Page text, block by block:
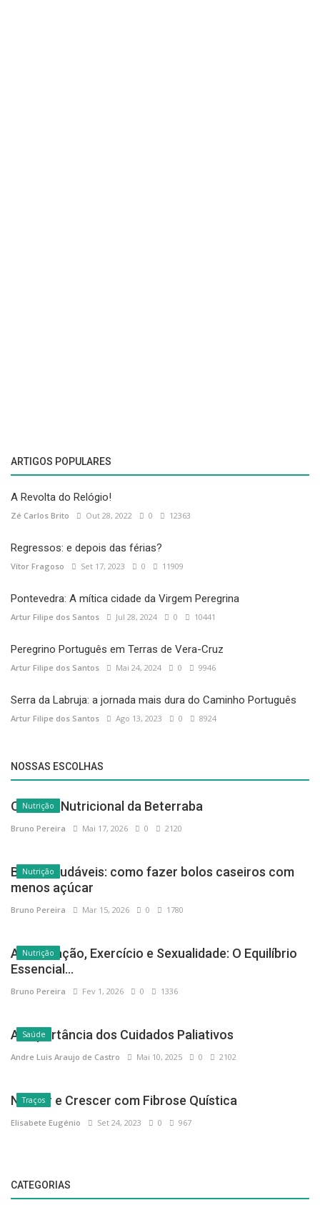
ARTIGOS POPULARES
A Revolta do Relógio!
Zé Carlos Brito Out 28, 2022 0 12363
Regressos: e depois das férias?
Vítor Fragoso Set 17, 2023 0 11909
Pontevedra: A mítica cidade da Virgem Peregrina
Artur Filipe dos Santos Jul 28, 2024 0 10441
Peregrino Português em Terras de Vera-Cruz
Artur Filipe dos Santos Mai 24, 2024 0 9946
Serra da Labruja: a jornada mais dura do Caminho Português
Artur Filipe dos Santos Ago 13, 2023 0 8924
NOSSAS ESCOLHAS
Nutrição
O Poder Nutricional da Beterraba
Bruno Pereira Mai 17, 2026 0 2120
Nutrição
Bolos saudáveis: como fazer bolos caseiros com
menos açúcar
Bruno Pereira Mar 15, 2026 0 1780
Nutrição
Alimentação, Exercício e Sexualidade: O Equilíbrio
Essencial...
Bruno Pereira Fev 1, 2026 0 1336
Saúde
A Importância dos Cuidados Paliativos
Andre Luis Araujo de Castro Mai 10, 2025 0 2102
Traços
Nascer e Crescer com Fibrose Quística
Elisabete Eugénio Set 24, 2023 0 967
CATEGORIAS